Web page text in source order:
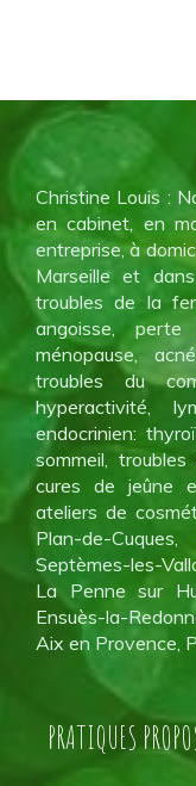
Christine Louis :
en cabinet, en
entreprise, à
Marseille et
troubles de la
angoisse,
ménopause,
troubles du
hyperactivité,
endocrinien:
sommeil, troubles
cures de jeûne
ateliers de
Plan-de-
Septèmes-les-
La Penne sur
Ensuès-la-
Aix en Provence,
PRATIQUES